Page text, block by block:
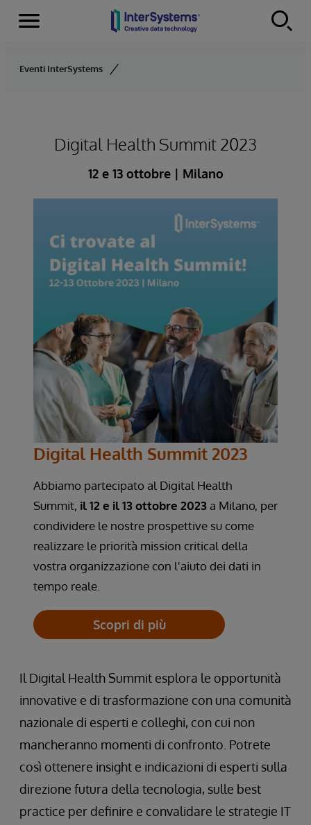
Skip to content
Menu
Eventi InterSystems
Digital Health Summit 2023
12 e 13 ottobre | Milano
Digital Health Summit 2023
Abbiamo partecipato al Digital Health
Summit, il 12 e il 13 ottobre 2023a Milano, per
condividere le nostre prospettive su come
realizzare le priorità mission critical della
vostra organizzazione con l'aiuto dei dati in
tempo reale.
Scopri di più
Il Digital Health Summit esplora le opportunità
innovative e di trasformazione con una comunità
nazionale di esperti e colleghi, con cui non
mancheranno momenti di confronto. Potrete
così ottenere insight e indicazioni di esperti sulla
direzione futura della tecnologia, sulle best
practice per definire e convalidare le strategie IT